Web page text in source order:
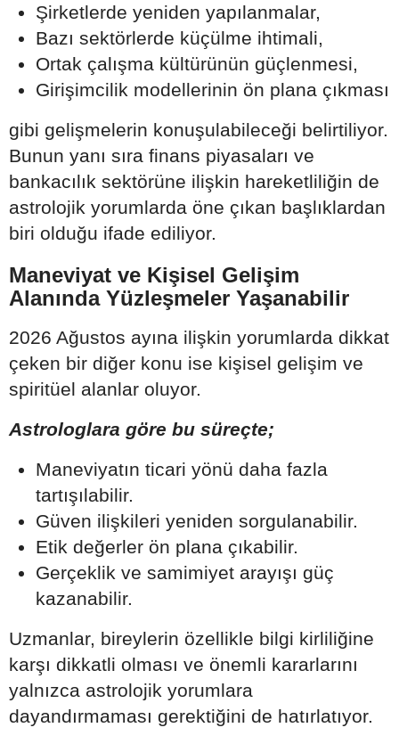
Şirketlerde yeniden yapılanmalar,
Bazı sektörlerde küçülme ihtimali,
Ortak çalışma kültürünün güçlenmesi,
Girişimcilik modellerinin ön plana çıkması
gibi gelişmelerin konuşulabileceği belirtiliyor.
Bunun yanı sıra finans piyasaları ve
bankacılık sektörüne ilişkin hareketliliğin de
astrolojik yorumlarda öne çıkan başlıklardan
biri olduğu ifade ediliyor.
Maneviyat ve Kişisel Gelişim
Alanında Yüzleşmeler Yaşanabilir
2026 Ağustos ayına ilişkin yorumlarda dikkat
çeken bir diğer konu ise kişisel gelişim ve
spiritüel alanlar oluyor.
Astrologlara göre bu süreçte;
Maneviyatın ticari yönü daha fazla
tartışılabilir.
Güven ilişkileri yeniden sorgulanabilir.
Etik değerler ön plana çıkabilir.
Gerçeklik ve samimiyet arayışı güç
kazanabilir.
Uzmanlar, bireylerin özellikle bilgi kirliliğine
karşı dikkatli olması ve önemli kararlarını
yalnızca astrolojik yorumlara
dayandırmaması gerektiğini de hatırlatıyor.